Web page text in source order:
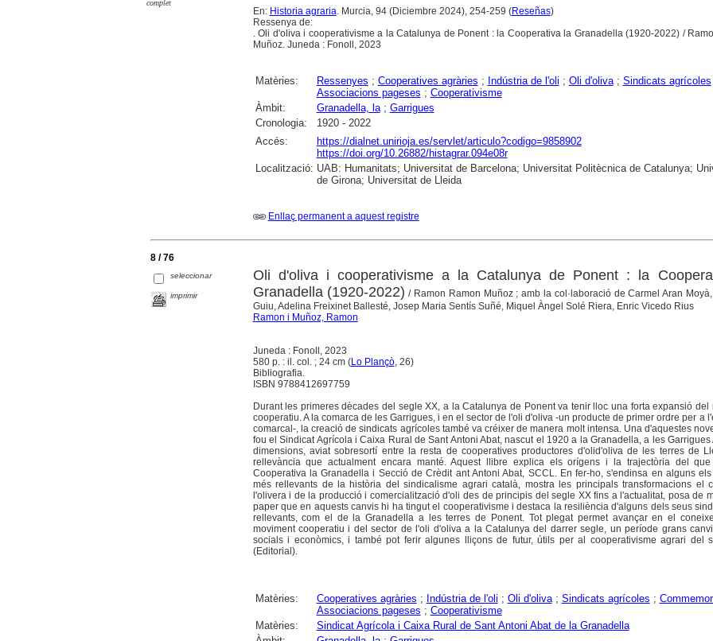
complet
En: Historia agraria . Murcia, 94 (Diciembre 2024), 254-259 (Reseñas)
Ressenya de:
. Oli d'oliva i cooperativisme a la Catalunya de Ponent : la Cooperativa la Granadella (1920-2022) /
Muñoz. Juneda : Fonoll, 2023
Matèries: Ressenyes ; Cooperatives agràries ; Indústria de l'oli ; Oli d'oliva; Sindicats agrícoles
Associacions pageses ; Cooperativisme
Àmbit:
Granadella, la; Garrigues
Cronologia:
1920 - 2022
Accés:
https://dialnet.unirioja.es/servlet/articulo?codigo=9858902
https://doi.org/10.26882/histagrar.094e08r
Localització: UAB: Humanitats; Universitat de Barcelona; Universitat Politècnica de Catalunya;
de Girona; Universitat de Lleida
Enllaç permanent a aquest registre
8 / 76
seleccionar
imprimir
Oli d'oliva i cooperativisme a la Catalunya de Ponent : la
Granadella (1920-2022) / Ramon Ramon Muñoz ; amb la col·laboració de Carmel Aran
Guiu, Adelina Freixinet Ballesté, Josep Maria Sentís Suñé, Miquel Àngel Solé Riera, Enric Vicedo Rius
Ramon i Muñoz, Ramon
Juneda : Fonoll, 2023
580 p. : il. col. ; 24 cm (Lo Plançò, 26)
Bibliografia.
ISBN 9788412697759
Durant les primeres dècades del segle XX, a la Catalunya de Ponent va tenir lloc una forta expansió del
cooperatiu. A la comarca de les Garrigues, i en el sector de l'oli d'oliva -un producte de primer ordre per a
comarcal-, la creació de sindicats agrícoles també va créixer de manera molt intensa. Una d'aquestes
fou el Sindicat Agrícola i Caixa Rural de Sant Antoni Abat, nascut el 1920 a la Granadella, a les Garrigues
dimensions, aviat sobresortí entre la resta de cooperatives productores d'olid'oliva de les terres de
rellevància que actualment encara manté. Aquest llibre explica els orígens i la trajectòria del
Cooperativa la Granadella i Secció de Crèdit ant Antoni Abat, SCCL. En fer-ho, s'endinsa en alguns
més rellevants de la història del sindicalisme agrari català, mostra les principals transformacions el
l'olivera i de la producció i comercialització d'oli des de principis del segle XX fins a l'actualitat, posa de
paper que en aquests canvis hi ha tingut el cooperativisme i destaca la resiliència d'alguns dels seus
rellevants, com el de la Granadella a les terres de Ponent. Tot plegat permet avançar en el
moviment cooperatiu i del sector de l'oli d'oliva a la Catalunya del darrer segle, un període grans
socials i econòmics, i també pot ferir algunes lliçons de futur, útils per al cooperativisme agrari del
(Editorial).
Matèries: Cooperatives agràries ; Indústria de l'oli ; Oli d'oliva; Sindicats agrícoles ;
Associacions pageses ; Cooperativisme
Matèries:
Sindicat Agrícola i Caixa Rural de Sant Antoni Abat de la Granadella